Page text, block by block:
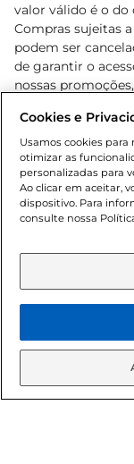
valor válido é o do
Compras sujeitas
podem ser
de garantir o
nossas
cliente. Os
o e-commerce e
sofrer alterações
de bebidas
Lei n.º 8069/90,
Adolescente).
aviso prévio. O
©
Cookies e
Usamos cookies
otimizar as
personalizadas para
Ao clicar em aceitar,
dispositivo. Para
consulte nossa